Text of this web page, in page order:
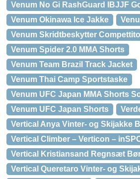
Venum No Gi RashGuard IBJJF
Venum Okinawa Ice Jakke
Venum Skridtbeskytter
Venum Spider 2.0 MMA Shorts
Venum Team Brazil Track Jacket
Venum Thai Camp Sportstaske
Venum UFC Japan MMA Shorts
Venum UFC Japan Shorts
Vertical Anya Vinter- og Skijakke
Vertical Climber – Verticon –
Vertical Kristiansand Regnsæt
Vertical Queretaro Vinter- og